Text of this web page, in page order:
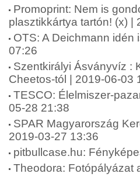
Promoprint: Nem is
plasztikkártya tartón! (x) |
OTS: A Deichmann idén
07:26
Szentkirályi Ásványvíz :
Cheetos-tól | 2019-06-03
TESCO: Élelmiszer-
05-28 21:38
SPAR Magyarország
2019-03-27 13:36
pitbullcase.hu:
Theodora: Fotópályázat